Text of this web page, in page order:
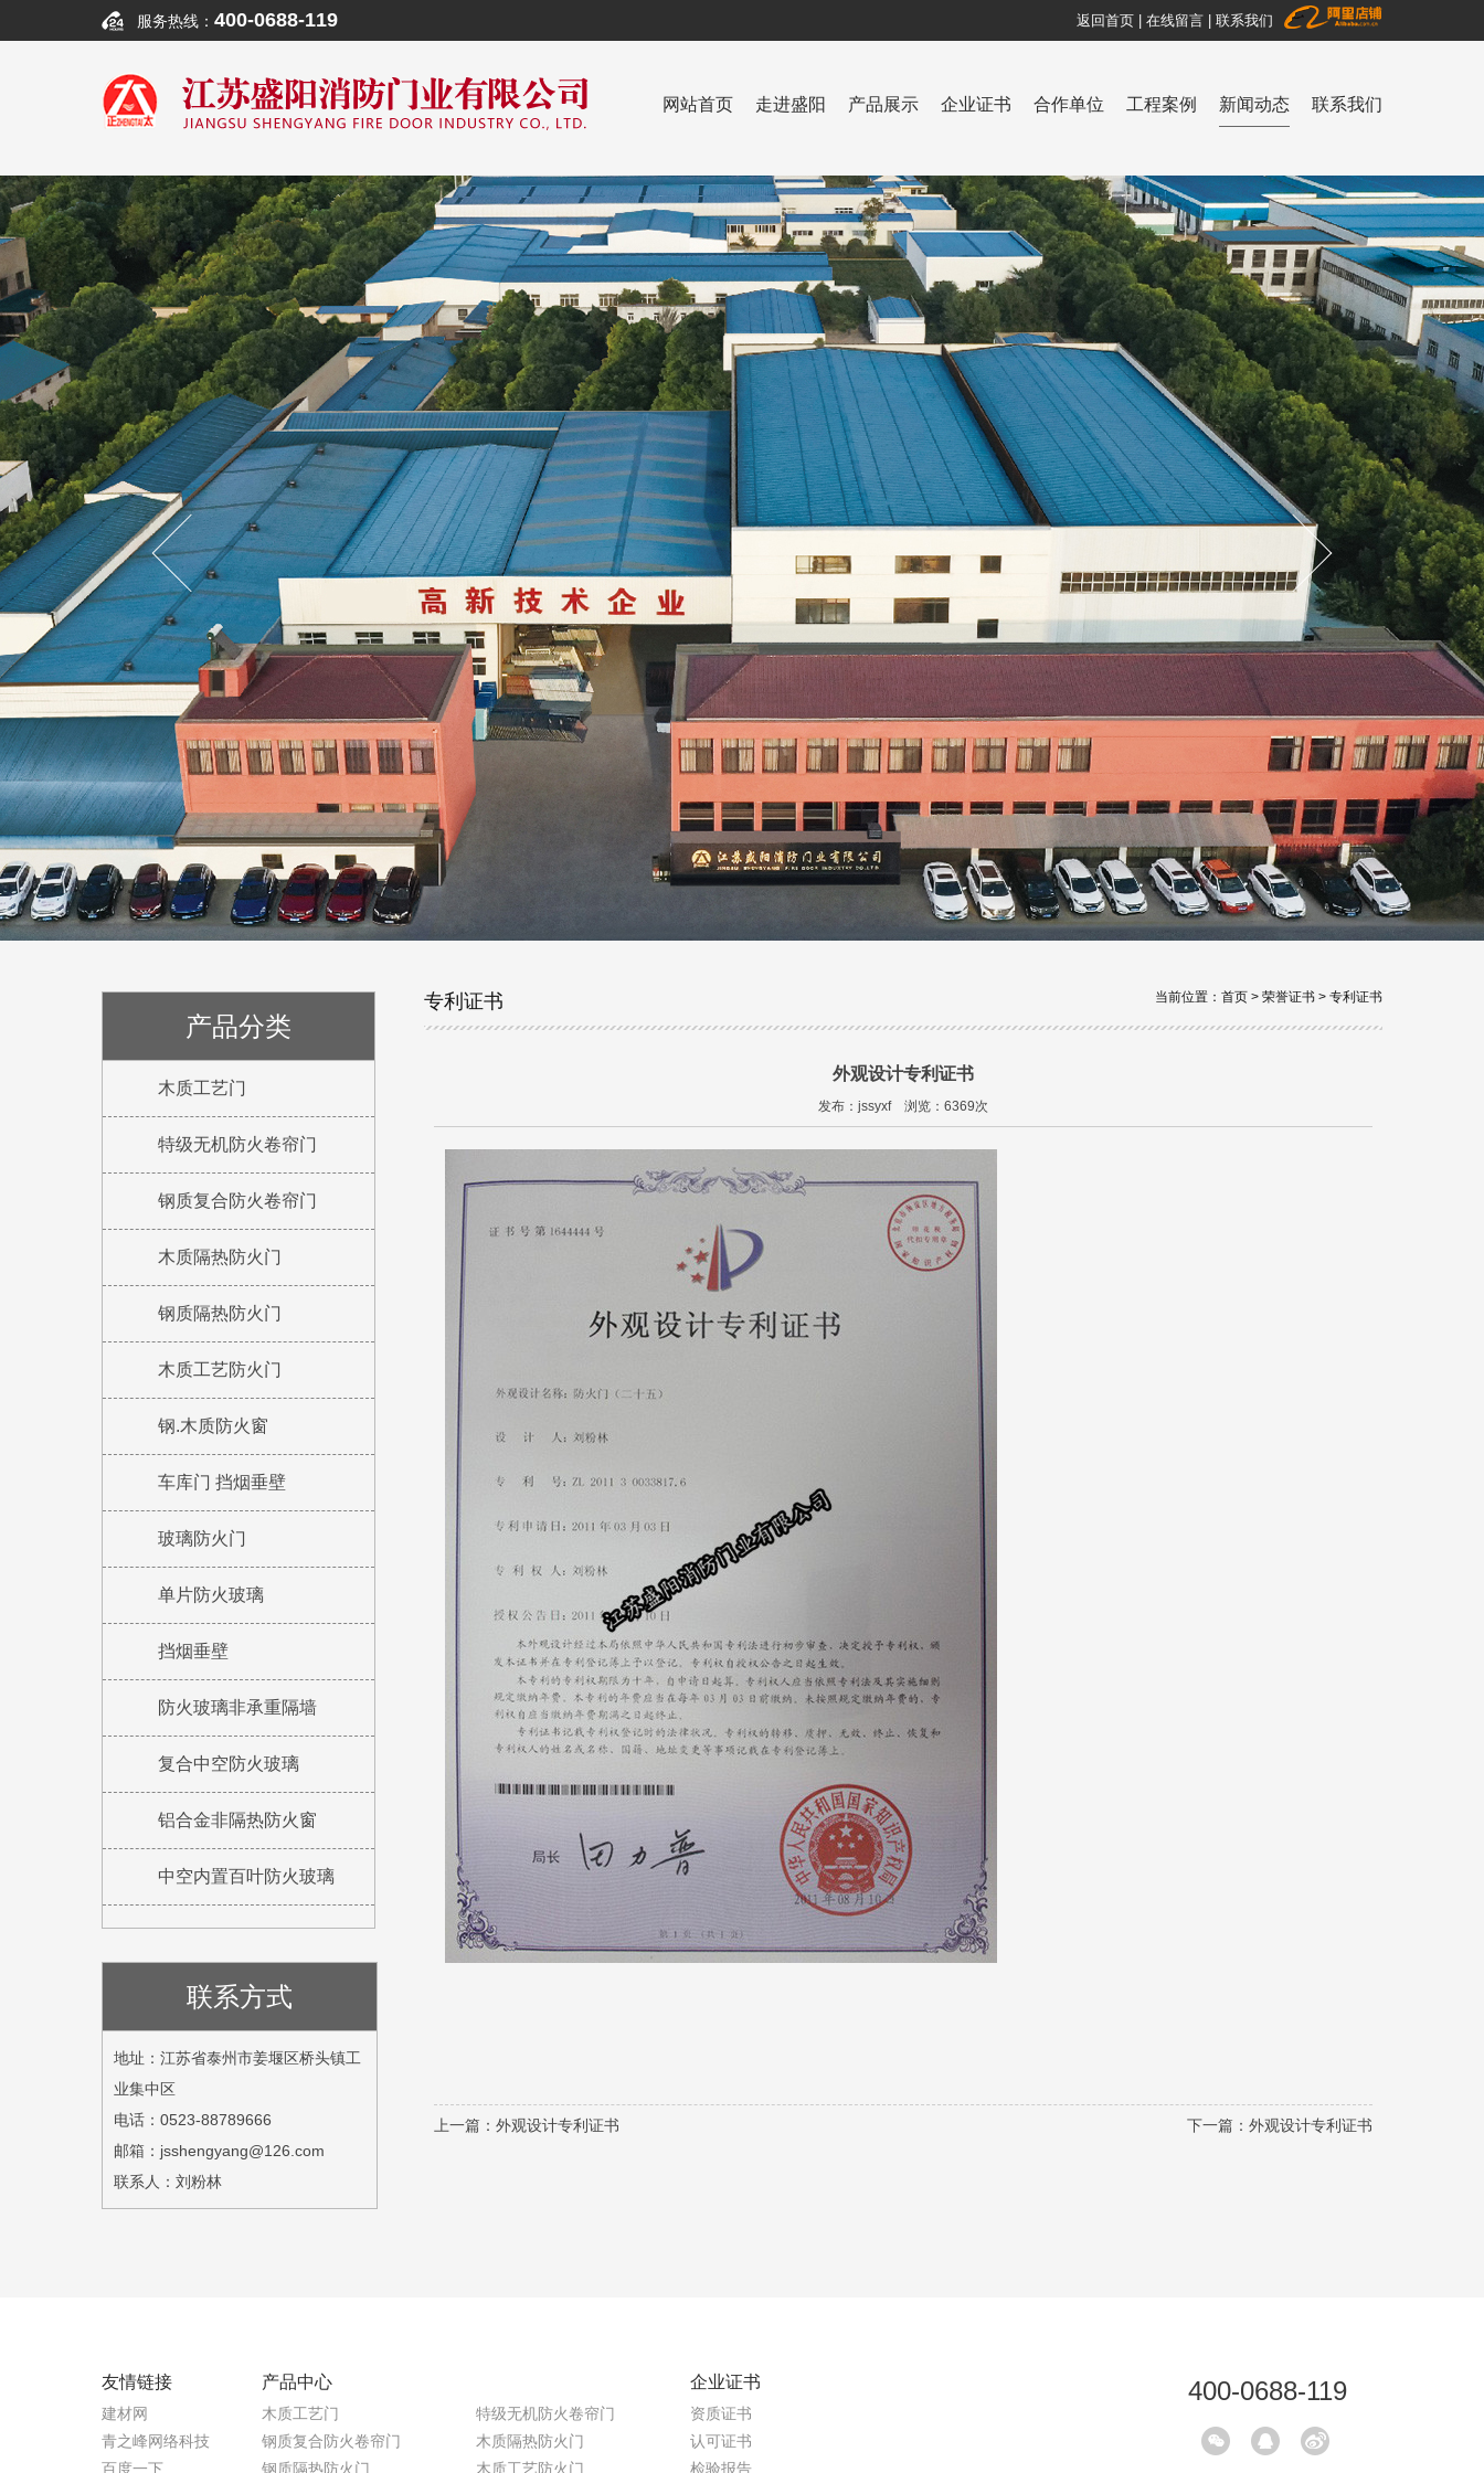
服务热线： 400-0688-119 返回首页 在线留言 联系我们
网站首页 走进盛阳 产品展示 企业证书 合作单位 工程案例 新闻动态 联系我们
产品分类
木质工艺门
特级无机防火卷帘门
钢质复合防火卷帘门
木质隔热防火门
钢质隔热防火门
木质工艺防火门
钢.木质防火窗
车库门 挡烟垂壁
玻璃防火门
单片防火玻璃
挡烟垂壁
防火玻璃非承重隔墙
复合中空防火玻璃
铝合金非隔热防火窗
中空内置百叶防火玻璃
联系方式
地址：江苏省泰州市姜堰区桥头镇工
业集中区
电话：0523-88789666
邮箱：jsshengyang@126.com
联系人：刘粉林
专利证书 当前位置： 首页 > 荣誉证书 > 专利证书
外观设计专利证书
发布：jssyxf 浏览：6369次
上一篇： 外观设计专利证书 下一篇：外观设计专利证书
友情链接
建材网
青之峰网络科技
百度一下
产品中心
木质工艺门
特级无机防火卷帘门
钢质复合防火卷帘门
木质隔热防火门
钢质隔热防火门
木质工艺防火门
企业证书
资质证书
认可证书
检验报告
400-0688-119